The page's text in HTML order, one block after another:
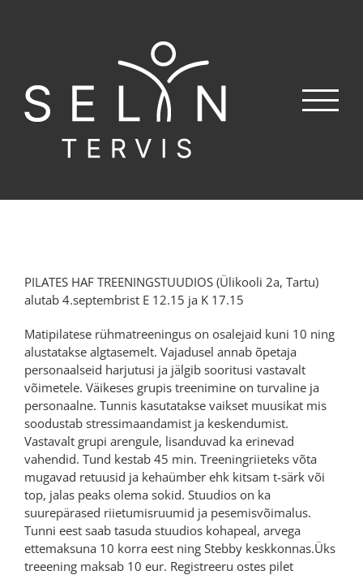
PILATES HAF TREENINGSTUUDIOS (Ülikooli 2a, Tartu)
alutab 4.septembrist E 12.15 ja K 17.15
Matipilatese rühmatreeningus on osalejaid kuni 10 ning
alustatakse algtasemelt. Vajadusel annab õpetaja
personaalseid harjutusi ja jälgib sooritusi vastavalt
võimetele. Väikeses grupis treenimine on turvaline ja
personaalne. Tunnis kasutatakse vaikset muusikat mis
soodustab stressimaandamist ja keskendumist.
Vastavalt grupi arengule, lisanduvad ka erinevad
vahendid. Tund kestab 45 min. Treeningriieteks võta
mugavad retuusid ja kehaümber ehk kitsam t-särk või
top, jalas peaks olema sokid. Stuudios on ka
suurepärased riietumisruumid ja pesemisvõimalus.
Tunni eest saab tasuda stuudios kohapeal, arvega
ettemaksuna 10 korra eest ning Stebby keskkonnas.Üks
treeening maksab 10 eur. Registreeru ostes pilet